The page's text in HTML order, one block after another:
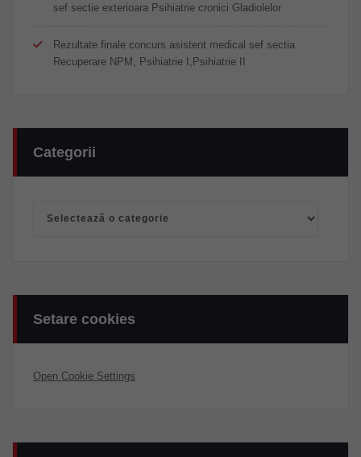
sef sectie exterioara Psihiatrie cronici Gladiolelor
Rezultate finale concurs asistent medical sef sectia
Recuperare NPM, Psihiatrie I,Psihiatrie II
Categorii
Setare cookies
Open Cookie Settings